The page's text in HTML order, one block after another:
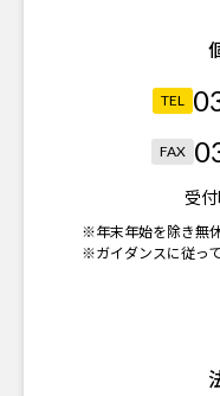
TEL
FAX
受付
※年末年始を除き無
※ガイダンスに従っ